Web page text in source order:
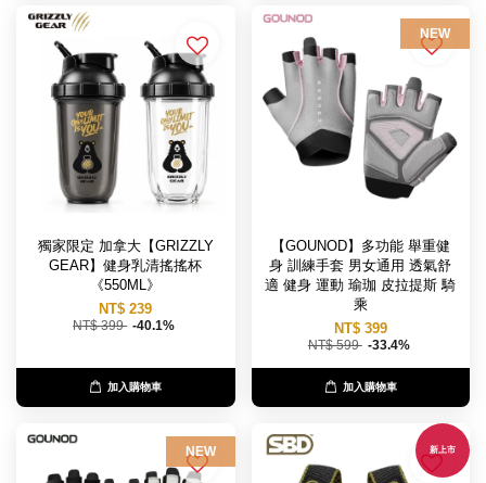
獨家限定 加拿大【GRIZZLY
GEAR】健身乳清搖搖杯
《550ML》
NT$ 239
NT$ 399 -40.1%
加入購物車
NEW
【GOUNOD】多功能 舉重健
身 訓練手套 男女通用 透氣舒
適 健身 運動 瑜珈 皮拉提斯 騎
乘
NT$ 399
NT$ 599 -33.4%
加入購物車
NEW 新上市